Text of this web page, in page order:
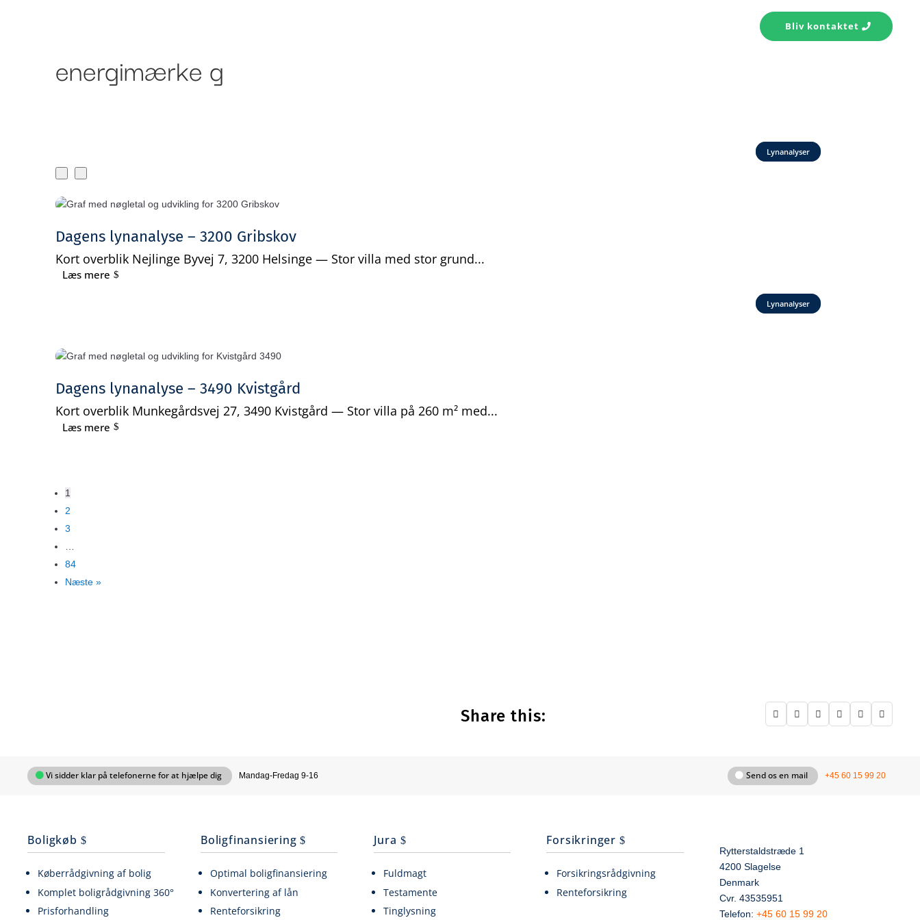
Bliv kontaktet
energimærke g
Lynanalyser
Dagens lynanalyse – 3200 Gribskov
Kort overblik Nejlinge Byvej 7, 3200 Helsinge — Stor villa med stor grund...
Læs mere
Lynanalyser
Dagens lynanalyse – 3490 Kvistgård
Kort overblik Munkegårdsvej 27, 3490 Kvistgård — Stor villa på 260 m² med...
Læs mere
1
2
3
84
Næste »
Share this:      
Vi sidder klar på telefonerne for at hjælpe dig Mandag-Fredag 9-16 Send os en mail +45 60 15 99 20
Boligkøb
Køberrådgivning af bolig
Komplet boligrådgivning 360°
Prisforhandling
Boligfinansiering
Optimal boligfinansiering
Konvertering af lån
Renteforsikring
Jura
Fuldmagt
Testamente
Tinglysning
Forsikringer
Forsikringsrådgivning
Renteforsikring
Rytterstaldstræde 1
4200 Slagelse
Denmark
Cvr. 43535951
Telefon: +45 60 15 99 20